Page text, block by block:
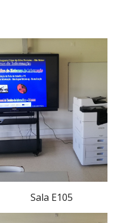
Sala E105